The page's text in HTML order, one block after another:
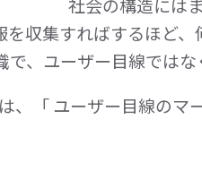
社会の構造には
を収集すればするほど
、ユーザー目線では
、「 ユーザー目線のマ